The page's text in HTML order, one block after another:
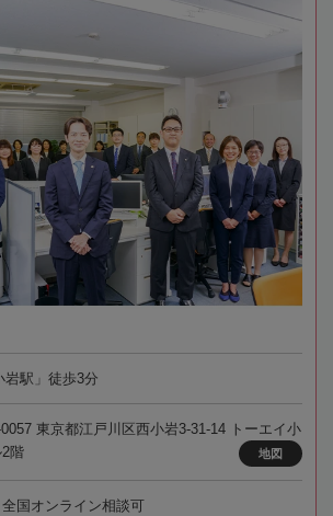
岩駅」徒歩3分
東京都江戸川区西小岩3-31-14 トーエイ小
階
地図
国オンライン相談可